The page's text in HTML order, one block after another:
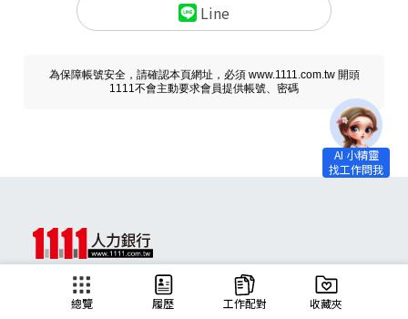
Line
為保障帳號安全，請確認本頁網址，必須 www.1111.com.tw 開頭
1111不會主動要求會員提供帳號、密碼
總覽 履歷 工作配對 收藏夾